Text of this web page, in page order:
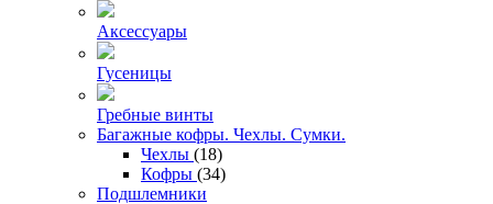
Аксессуары
Гусеницы
Гребные винты
Багажные кофры. Чехлы. Сумки.
Чехлы (18)
Кофры (34)
Подшлемники